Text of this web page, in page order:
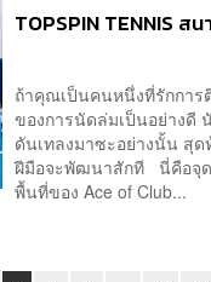
TOPSPIN TENNIS ส
ถ้าคุณเป็นคนหนึ่งที่รักการ
ของการนัดล่มเป็นอย่างดี
ดันเทลงมาซะอย่างนั้น สุด
ฝีมือจะพัฒนาสักที นี่คือจุด
พื้นที่ของ Ace of Club...